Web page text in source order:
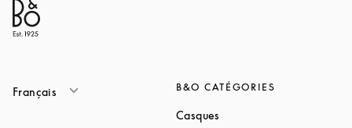
Français B&O CATÉGORIES
Casques